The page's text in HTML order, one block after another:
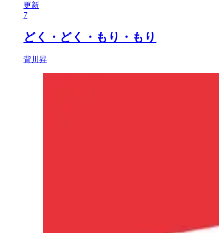
更新
7
どく・どく・もり・もり
背川昇